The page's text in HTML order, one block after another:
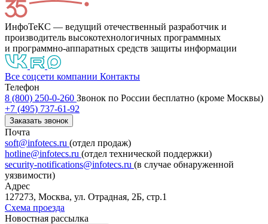
ИнфоТеКС — ведущий отечественный разработчик и
производитель высокотехнологичных программных
и программно-аппаратных средств защиты информации
Все соцсети компании Контакты
Телефон
8 (800) 250-0-260 Звонок по России бесплатно (кроме Москвы)
+7 (495) 737-61-92
Заказать звонок
Почта
soft@infotecs.ru (отдел продаж)
hotline@infotecs.ru (отдел технической поддержки)
security-notifications@infotecs.ru (в случае обнаруженной
уязвимости)
Адрес
127273, Москва, ул. Отрадная, 2Б, стр.1
Схема проезда
Новостная рассылка